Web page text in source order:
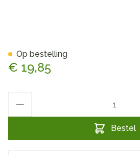
€ 19,85
Bestel
Op bestelling